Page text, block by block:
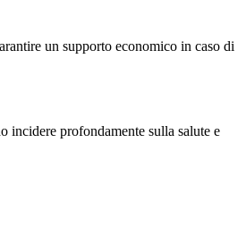
un supporto economico in caso di
incidere profondamente sulla salute e